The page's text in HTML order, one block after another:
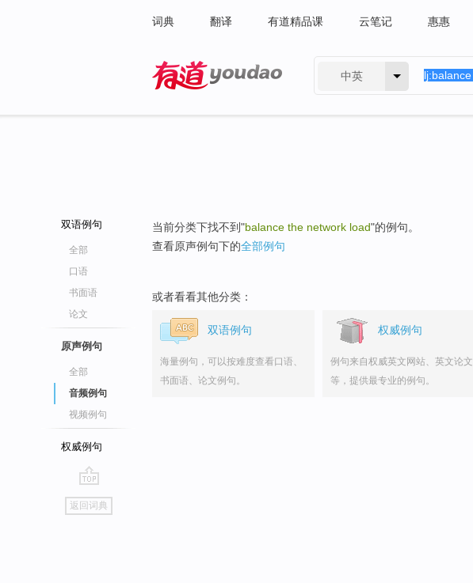
词典 翻译 有道精品课 云笔记 惠惠
中英
双语例句
全部
口语
书面语
论文
原声例句
全部
音频例句
视频例句
权威例句
go
top
返回词典
当前分类下找不到"balance the network load"的例句。
查看原声例句下的全部例句
或者看看其他分类：
双语例句
海量例句，可以按难度查看口语、
书面语、论文例句。
权威例句
例句来自权威英文网站、英文论文
等，提供最专业的例句。